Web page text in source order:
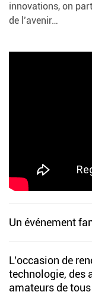
innovations, on
de l’avenir…
Un événement
L’occasion de
technologie, des
amateurs de